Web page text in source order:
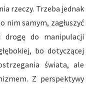
rzeczy. Trzeba jednak
nim samym, zagłuszyć
do manipulacji
bo dotyczącej
świata, ale
Z perspektywy